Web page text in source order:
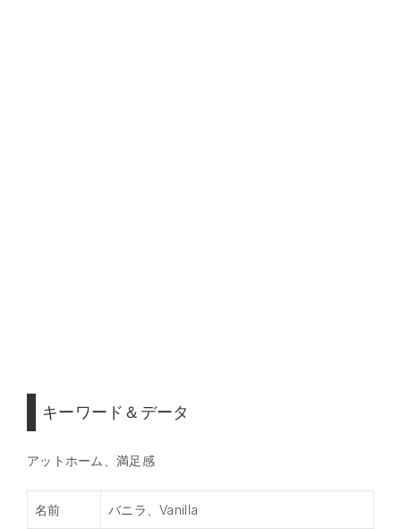
キーワード＆データ
アットホーム、満足感
名前 バニラ、Vanilla